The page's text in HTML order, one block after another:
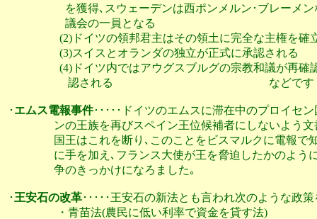
を獲得､スウェーデンは西ポンメルン･ブレー
                     議会の一員となる
(2)ドイツの領邦君主はその領土に完全な主権を
                   (3)スイスとオランダの独立が正式に承認される
(4)ドイツ内ではアウグスブルグの宗教和議が
                      認される  			                             などです
･ エムス電報事件･････ドイツのエムスに滞在中のプロイセ
ンの王族を再びスペイン王位候補者にしないよ
国王はこれを断り､このことをビスマルクに電
に手を加え､フランス大使が王を脅迫したかの
                 争のきっかけになろました｡
･ 王安石の改革･････王安石の新法とも言われ次のような政
                  ・青苗法(農民に低い利率で資金を貸す法)